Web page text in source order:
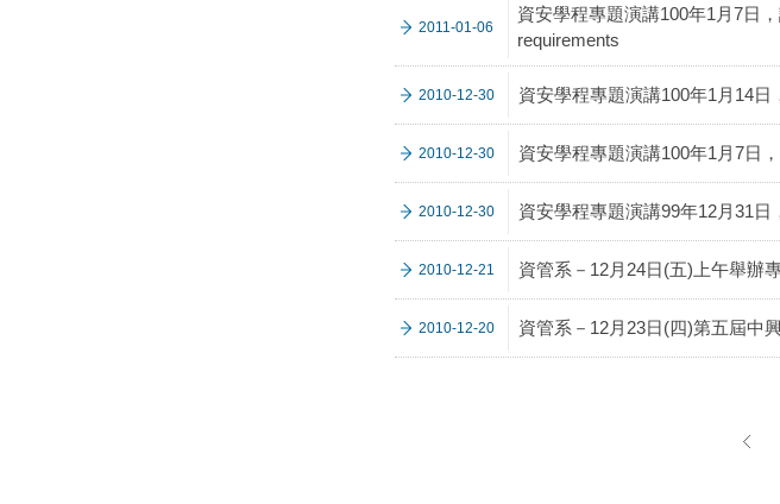
2011-01-06
資安學程專題演講100年1月7日
requirements
2010-12-30 資安學程專題演講100年1月14
2010-12-30 資安學程專題演講100年1月7日
2010-12-30 資安學程專題演講99年12月31
2010-12-21 資管系－12月24日(五)上午舉辦
2010-12-20 資管系－12月23日(四)第五屆中